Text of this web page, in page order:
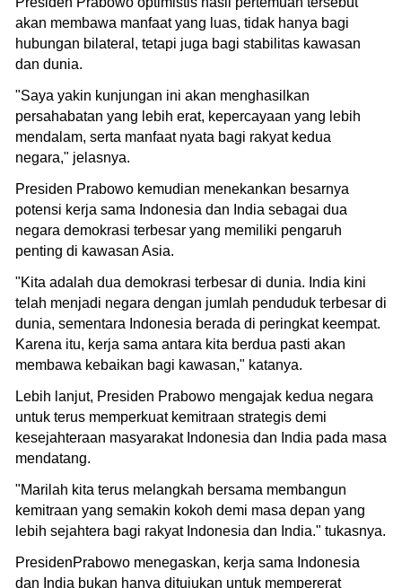
akan membawa manfaat yang luas, tidak hanya bagi
hubungan bilateral, tetapi juga bagi stabilitas kawasan
dan dunia.
"Saya yakin kunjungan ini akan menghasilkan
persahabatan yang lebih erat, kepercayaan yang lebih
mendalam, serta manfaat nyata bagi rakyat kedua
negara," jelasnya.
Presiden Prabowo kemudian menekankan besarnya
potensi kerja sama Indonesia dan India sebagai dua
negara demokrasi terbesar yang memiliki pengaruh
penting di kawasan Asia.
"Kita adalah dua demokrasi terbesar di dunia. India kini
telah menjadi negara dengan jumlah penduduk terbesar di
dunia, sementara Indonesia berada di peringkat keempat.
Karena itu, kerja sama antara kita berdua pasti akan
membawa kebaikan bagi kawasan," katanya.
Lebih lanjut, Presiden Prabowo mengajak kedua negara
untuk terus memperkuat kemitraan strategis demi
kesejahteraan masyarakat Indonesia dan India pada masa
mendatang.
"Marilah kita terus melangkah bersama membangun
kemitraan yang semakin kokoh demi masa depan yang
lebih sejahtera bagi rakyat Indonesia dan India." tukasnya.
PresidenPrabowo menegaskan, kerja sama Indonesia
dan India bukan hanya ditujukan untuk mempererat